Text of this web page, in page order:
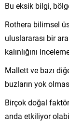
Bu eksik bilgi,
Rothera bilimsel
uluslararası bir
kalınlığını
Mallett ve bazı
buzların yok
Birçok doğal
anda etkiliyor